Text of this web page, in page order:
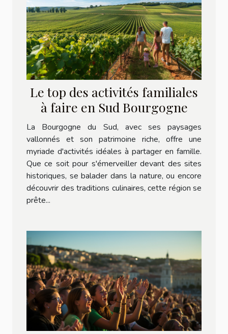
Le top des activités familiales
à faire en Sud Bourgogne
La Bourgogne du Sud, avec ses paysages
vallonnés et son patrimoine riche, offre une
myriade d'activités idéales à partager en famille.
Que ce soit pour s'émerveiller devant des sites
historiques, se balader dans la nature, ou encore
découvrir des traditions culinaires, cette région se
prête...